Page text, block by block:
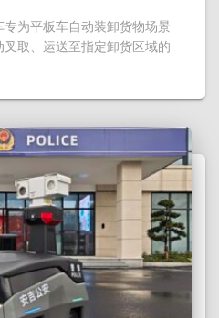
为平板车自动装卸货物场景
取、运送至指定卸货区域的